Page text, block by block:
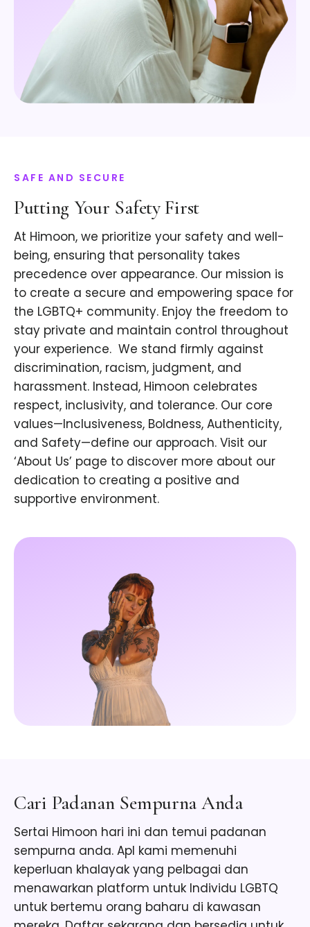
SAFE AND SECURE
Putting Your Safety First
At Himoon, we prioritize your safety and well-
being, ensuring that personality takes
precedence over appearance. Our mission is
to create a secure and empowering space for
the LGBTQ+ community. Enjoy the freedom to
stay private and maintain control throughout
your experience. ​ We stand firmly against
discrimination, racism, judgment, and
harassment. Instead, Himoon celebrates
respect, inclusivity, and tolerance. Our core
values—Inclusiveness, Boldness, Authenticity,
and Safety—define our approach. Visit our
‘About Us’ page to discover more about our
dedication to creating a positive and
supportive environment.
Cari Padanan Sempurna Anda
Sertai Himoon hari ini dan temui padanan
sempurna anda. Apl kami memenuhi
keperluan khalayak yang pelbagai dan
menawarkan platform untuk Individu LGBTQ
untuk bertemu orang baharu di kawasan